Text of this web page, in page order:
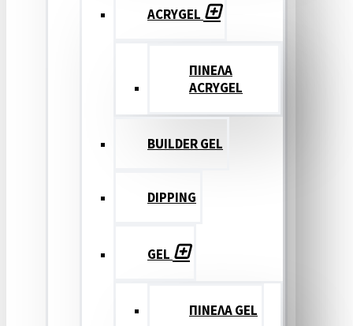
ACRYGEL
ΠΙΝΕΛΑ
ACRYGEL
BUILDER GEL
DIPPING
GEL
ΠΙΝΕΛΑ GEL